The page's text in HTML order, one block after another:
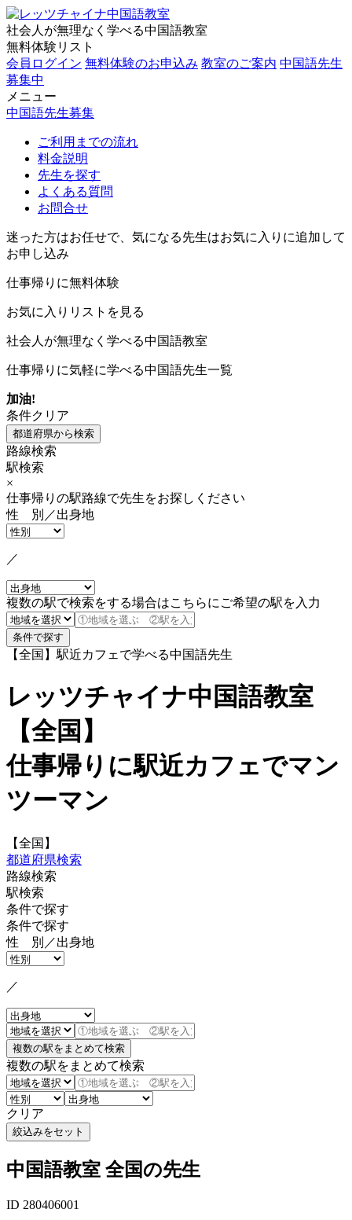
社会人が無理なく学べる中国語教室
無料体験リスト
会員ログイン 無料体験のお申込み 教室のご案内 中国語先生
募集中
メニュー
中国語先生募集
ご利用までの流れ
料金説明
先生を探す
よくある質問
お問合せ
迷った方はお任せで、気になる先生はお気に入りに追加して
お申し込み
仕事帰りに無料体験
お気に入りリストを見る
社会人が無理なく学べる中国語教室
仕事帰りに気軽に学べる中国語先生一覧
加油!
条件クリア
路線検索
駅検索
×
仕事帰りの駅路線で先生をお探しください
性 別／出身地
／
複数の駅で検索をする場合はこちらにご希望の駅を入力
【全国】駅近カフェで学べる中国語先生
レッツチャイナ中国語教室
【全国】
仕事帰りに駅近カフェでマン
ツーマン
【全国】
都道府県検索
路線検索
駅検索
条件で探す
条件で探す
性 別／出身地
／
複数の駅をまとめて検索
クリア
中国語教室 全国の先生
ID 280406001